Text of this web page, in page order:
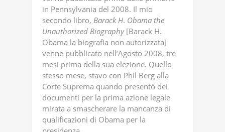
in Pennsylvania del 2008. Il mio
secondo libro, Barack H. Obama the
Unauthorized Biography[Barack H.
Obama la biografia non autorizzata]
venne pubblicato nell’Agosto 2008, tre
mesi prima della sua elezione. Quello
stesso mese, stavo con Phil Berg alla
Corte Suprema quando presentò dei
documenti per la prima azione legale
mirata a smascherare la mancanza di
qualificazioni di Obama per la